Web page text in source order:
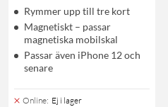
Rymmer upp till tre kort
Magnetiskt – passar
magnetiska mobilskal
Passar även iPhone 12 och
senare
Online: Ej i lager